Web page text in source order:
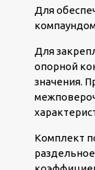
Для
Для
опорной
значения.
Комплект